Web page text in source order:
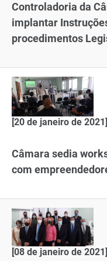
Controladoria da
implantar
procedimentos
[20 de janeiro de 2021]
Câmara sedia
com
[08 de janeiro de 2021]